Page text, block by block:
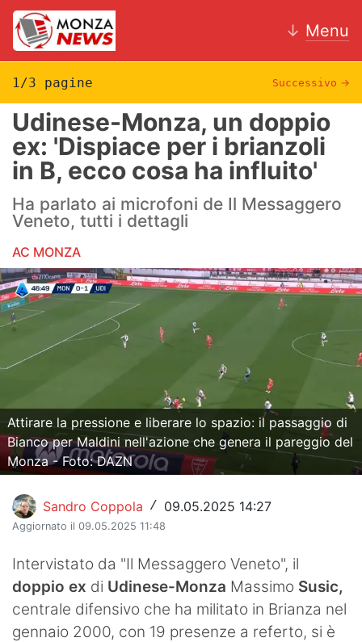
↓ Menu
News
AC Monza
Calcio
Motori
Volley
Hockey
Altri sport
Pallanuoto
Pallamano
Altre
News
Turismo
Eventi
1/3 pagine Successivo →
Udinese-Monza, un doppio
ex: 'Dispiace per i brianzoli
in B, ecco cosa ha influito'
Ha parlato ai microfoni de Il Messaggero
Veneto, tutti i dettagli
AC MONZA
Attirare la pressione e liberare lo spazio: il passaggio di
Bianco per Maldini nell'azione che genera il pareggio del
Monza - Foto: DAZN
Sandro Coppola / 09.05.2025 14:27
Aggiornato il 09.05.2025 11:48
Intervistato da "Il Messaggero Veneto", il
doppio ex di Udinese-Monza Massimo Susic,
centrale difensivo che ha militato in Brianza nel
gennaio 2000, con 19 presenze a referto, si è